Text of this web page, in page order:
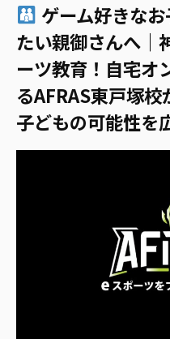
ゲーム好きな
たい親御さんへ｜
ーツ教育！自宅オ
るAFRAS東戸塚
子どもの可能性を